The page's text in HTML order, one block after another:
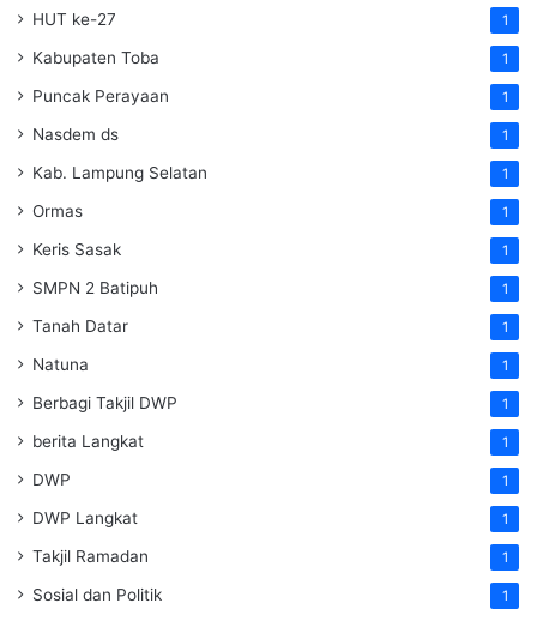
HUT ke-27 1
Kabupaten Toba 1
Puncak Perayaan 1
Nasdem ds 1
Kab. Lampung Selatan 1
Ormas 1
Keris Sasak 1
SMPN 2 Batipuh 1
Tanah Datar 1
Natuna 1
Berbagi Takjil DWP 1
berita Langkat 1
DWP 1
DWP Langkat 1
Takjil Ramadan 1
Sosial dan Politik 1